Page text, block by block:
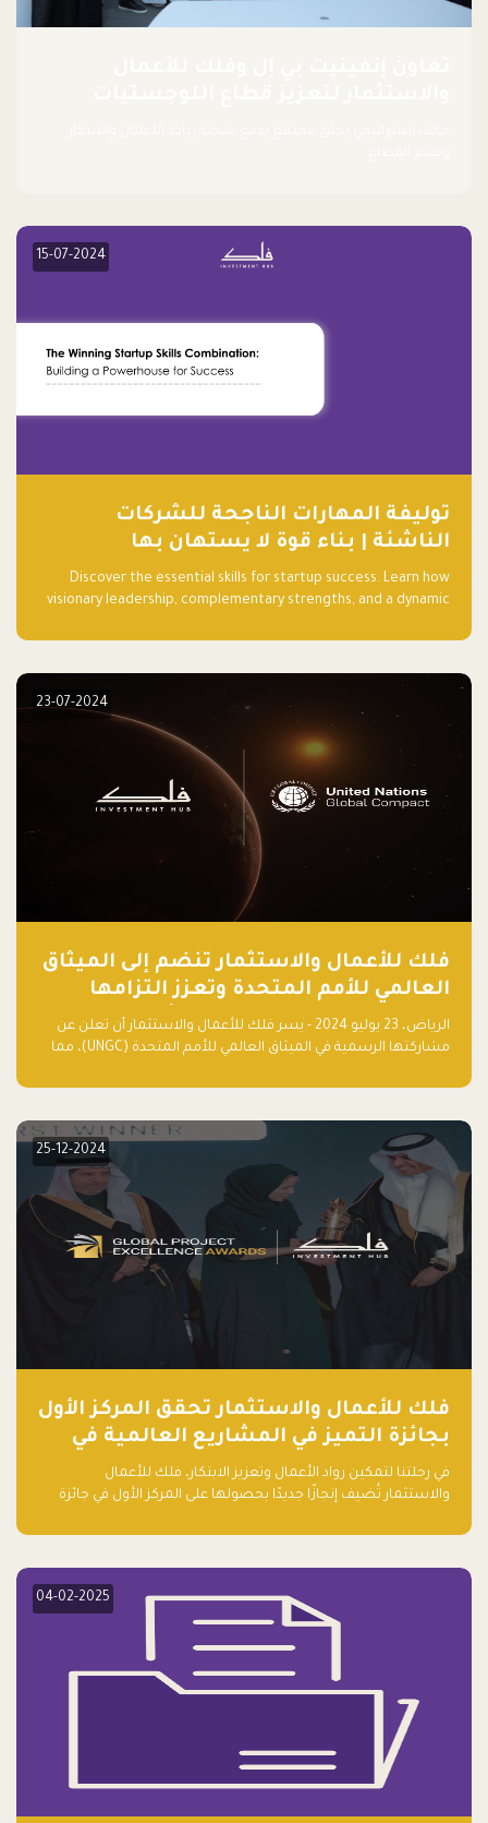
15-07-2024
توليفة المهارات الناجحة للشركات
الناشئة | بناء قوة لا يستهان بها
Discover the essential skills for startup success. Learn how
visionary leadership, complementary strengths, and a dynamic
elevate your startup! Follow us @FalakHub
23-07-2024
فلك للأعمال والاستثمار تنضم إلى الميثاق
العالمي للأمم المتحدة وتعزز التزامها
بالاستدامة مع مسرعة فلاقشِب: تقنيات
المناخ
الرياض، 23 يوليو 2024 - يسر فلك للأعمال والاستثمار أن تعلن عن
مشاركتها الرسمية في الميثاق العالمي للأمم المتحدة (UNGC)، مما
25-12-2024
فلك للأعمال والاستثمار تحقق المركز الأول
بجائزة التميز في المشاريع العالمية في
ريادة الأعمال الصاعدة لعام ٢٠٢٤
في رحلتنا لتمكين رواد الأعمال وتعزيز الابتكار، فلك للأعمال
والاستثمار تُضيف إنجازًا جديدًا بحصولها على المركز الأول في جائزة
04-02-2025